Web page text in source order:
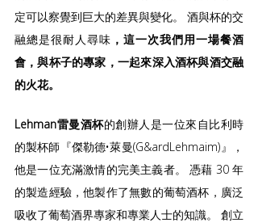
定可以察覺到巨大的差異與變化。 酒與杯的交
融總是很耐人尋味 ，這一次我們用一場餐酒
會，與杯子的專家，一起來深入酒杯與酒交融
的火花。
Lehman雷曼酒杯的創辦人是一位來自比利時
的製杯師『傑勒德•萊曼(G&ardLehmaim)』，
他是一位充滿激情的完美主義者。 憑藉 30 年
的製造經驗，他製作了無數的葡萄酒杯，廣泛
吸收了葡萄酒界專家和專業人士的知識。 創立